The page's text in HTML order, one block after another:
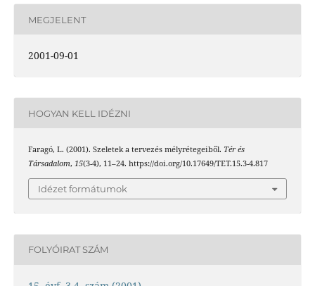
MEGJELENT
2001-09-01
HOGYAN KELL IDÉZNI
Faragó, L. (2001). Szeletek a tervezés mélyrétegeiből. Tér és
Társadalom, 15(3-4), 11–24. https://doi.org/10.17649/TET.15.3-4.817
Idézet formátumok
FOLYÓIRAT SZÁM